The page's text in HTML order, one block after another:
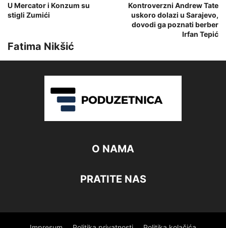
U Mercator i Konzum su
stigli Zumići
Kontroverzni Andrew Tate
uskoro dolazi u Sarajevo,
dovodi ga poznati berber
Irfan Tepić
Fatima Nikšić
O NAMA
PRATITE NAS